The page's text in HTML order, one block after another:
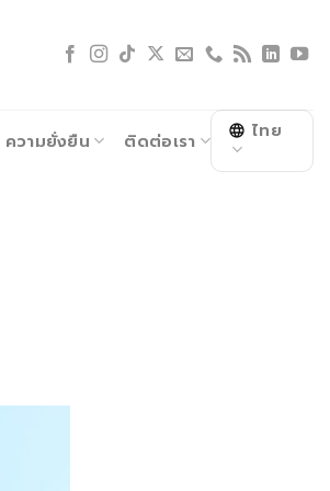
ความยั่งยืน ติดต่อเรา ไทย